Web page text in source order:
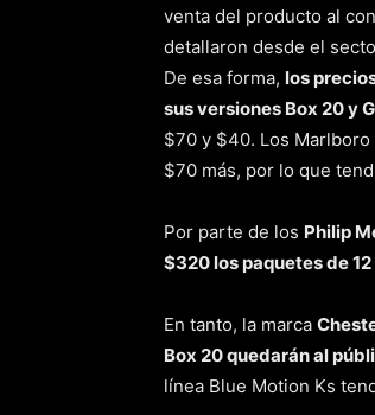
venta del producto al
detallaron desde el
De esa forma, los
sus versiones Box 20 y
$70 y $40. Los Marlboro
$70 más, por lo que
Por parte de los Philip
$320 los paquetes de 12
En tanto, la marca
Box 20 quedarán al
línea Blue Motion Ks